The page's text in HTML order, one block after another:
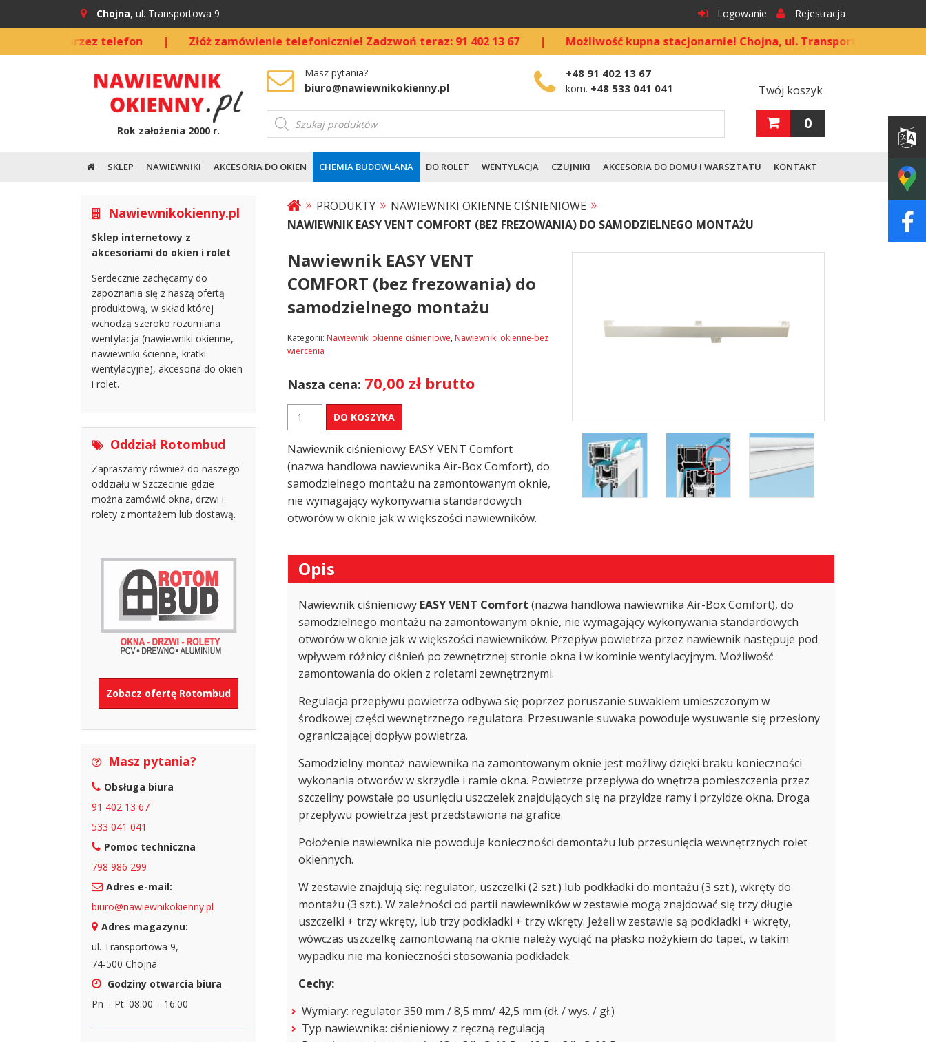
Chojna, ul. Transportowa 9 Logowanie Rejestracja
przez telefon | Złóż zamówienie telefonicznie! Zadzwoń teraz: 91 402 13 67 | Możliwość kupna stacjonarnie! Chojna, ul. Transportowa 9
Rok założenia 2000 r.
Masz pytania?
biuro@nawiewnikokienny.pl
+48 91 402 13 67
kom. +48 533 041 041
Wyszukiwarka
produktów
Twój koszyk
0
SKLEP NAWIEWNIKI AKCESORIA DO OKIEN CHEMIA BUDOWLANA DO ROLET WENTYLACJA CZUJNIKI AKCESORIA DO DOMU I WARSZTATU KONTAKT
» PRODUKTY » NAWIEWNIKI OKIENNE CIŚNIENIOWE »
NAWIEWNIK EASY VENT COMFORT (BEZ FREZOWANIA) DO SAMODZIELNEGO MONTAŻU
Nawiewnik EASY VENT
COMFORT (bez frezowania) do
samodzielnego montażu
Kategorii: Nawiewniki okienne ciśnieniowe, Nawiewniki okienne-bez
wiercenia
Nasza cena: 70,00 zł brutto
Nawiewnik
VENT
COMFORT
(bez
do
samodzielnego
DO KOSZYKA
Nawiewnik ciśnieniowy EASY VENT Comfort
(nazwa handlowa nawiewnika Air-Box Comfort), do
samodzielnego montażu na zamontowanym oknie,
nie wymagający wykonywania standardowych
otworów w oknie jak w większości nawiewników.
Opis
Nawiewnik ciśnieniowy EASY VENT Comfort (nazwa handlowa nawiewnika Air-Box Comfort), do
samodzielnego montażu na zamontowanym oknie, nie wymagający wykonywania standardowych
otworów w oknie jak w większości nawiewników. Przepływ powietrza przez nawiewnik następuje pod
wpływem różnicy ciśnień po zewnętrznej stronie okna i w kominie wentylacyjnym. Możliwość
zamontowania do okien z roletami zewnętrznymi.
Regulacja przepływu powietrza odbywa się poprzez poruszanie suwakiem umieszczonym w
środkowej części wewnętrznego regulatora. Przesuwanie suwaka powoduje wysuwanie się przesłony
ograniczającej dopływ powietrza.
Samodzielny montaż nawiewnika na zamontowanym oknie jest możliwy dzięki braku konieczności
wykonania otworów w skrzydle i ramie okna. Powietrze przepływa do wnętrza pomieszczenia przez
szczeliny powstałe po usunięciu uszczelek znajdujących się na przyldze ramy i przyldze okna. Droga
przepływu powietrza jest przedstawiona na grafice.
Położenie nawiewnika nie powoduje konieczności demontażu lub przesunięcia wewnętrznych rolet
okiennych.
W zestawie znajdują się: regulator, uszczelki (2 szt.) lub podkładki do montażu (3 szt.), wkręty do
montażu (3 szt.). W zależności od partii nawiewników w zestawie mogą znajdować się trzy długie
uszczelki + trzy wkręty, lub trzy podkładki + trzy wkręty. Jeżeli w zestawie są podkładki + wkręty,
wówczas uszczelkę zamontowaną na oknie należy wyciąć na płasko nożykiem do tapet, w takim
wypadku nie ma konieczności stosowania podkładek.
Cechy:
Wymiary: regulator 350 mm / 8,5 mm/ 42,5 mm (dł. / wys. / gł.)
Typ nawiewnika: ciśnieniowy z ręczną regulacją
Nawiewnikokienny.pl
Sklep internetowy z
akcesoriami do okien i rolet
Serdecznie zachęcamy do
zapoznania się z naszą ofertą
produktową, w skład której
wchodzą szeroko rozumiana
wentylacja (nawiewniki okienne,
nawiewniki ścienne, kratki
wentylacyjne), akcesoria do okien
i rolet.
Oddział Rotombud
Zapraszamy również do naszego
oddziału w Szczecinie gdzie
można zamówić okna, drzwi i
rolety z montażem lub dostawą.
Zobacz ofertę Rotombud
Masz pytania?
Obsługa biura
91 402 13 67
533 041 041
Pomoc techniczna
798 986 299
Adres e-mail:
biuro@nawiewnikokienny.pl
Adres magazynu:
ul. Transportowa 9,
74-500 Chojna
Godziny otwarcia biura
Pn – Pt: 08:00 – 16:00